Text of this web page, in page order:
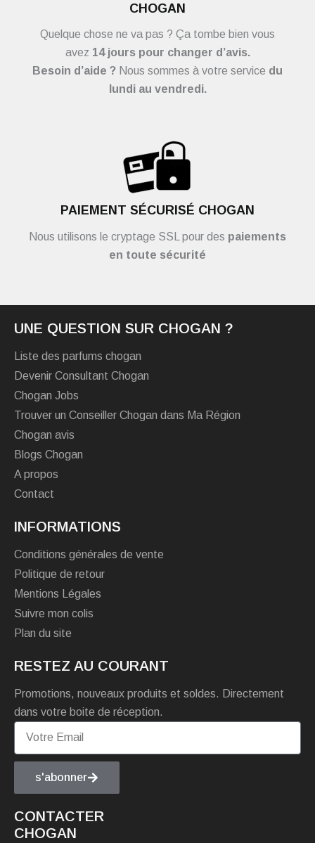
CHOGAN
Quelque chose ne va pas ? Ça tombe bien vous
avez 14 jours pour changer d’avis.
Besoin d’aide ? Nous sommes à votre service du
lundi au vendredi.
PAIEMENT SÉCURISÉ CHOGAN
Nous utilisons le cryptage SSL pour des paiements
en toute sécurité
UNE QUESTION SUR CHOGAN ?
Liste des parfums chogan
Devenir Consultant Chogan
Chogan Jobs
Trouver un Conseiller Chogan dans Ma Région
Chogan avis
Blogs Chogan
A propos
Contact
INFORMATIONS
Conditions générales de vente
Politique de retour
Mentions Légales
Suivre mon colis
Plan du site
RESTEZ AU COURANT
Promotions, nouveaux produits et soldes. Directement
dans votre boite de réception.
s'abonner
CONTACTER
CHOGAN